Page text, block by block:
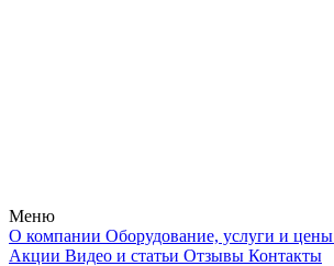
Меню
О компании Оборудование, услуги и цены
Акции Видео и статьи Отзывы Контакты